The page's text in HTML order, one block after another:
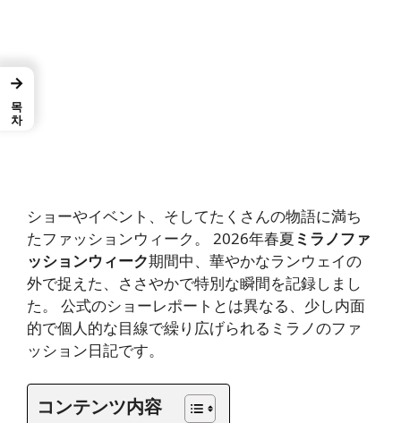
ショーやイベント、そしてたくさんの物語に満ち
たファッションウィーク。 2026年春夏 ミラノファ
ッションウィーク期間中、華やかなランウェイの
外で捉えた、ささやかで特別な瞬間を記録しまし
た。 公式のショーレポートとは異なる、少し内面
的で個人的な目線で繰り広げられるミラノのファ
ッション日記です。
コンテンツ内容
→
목차